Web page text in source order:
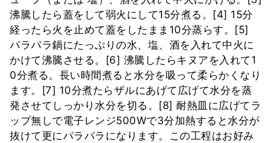
沸騰したら蓋をして弱火にして15分煮る。[4] 15分
経ったら火を止めて蓋をしたまま10分蒸らす。[5]
パラパラ鍋にたっぷりの水、塩、酒を入れて中火に
かけて沸騰させる。[6] 沸騰したらキヌアを入れて1
0分煮る。長い時間煮ると水分を吸って柔らかくなり
ます。[7] 10分煮たらザルにあげて広げて水分を蒸
発させてしっかり水分を切る。[8] 耐熱皿に広げてラ
ップ無しで電子レンジ500Wで3分加熱すると水分が
抜けて更にパラパラになります。この工程はお好み